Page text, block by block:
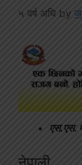
५ वर्ष अघि by
एस.एस.